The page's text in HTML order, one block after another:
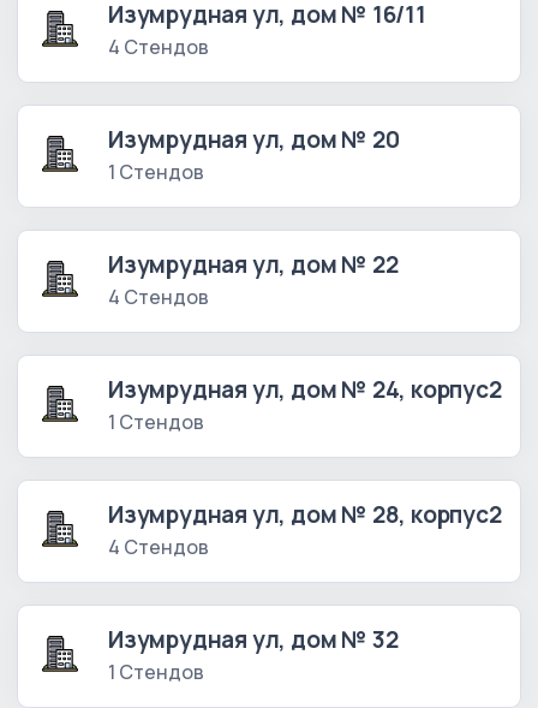
Изумрудная ул, дом № 16/11
4 Стендов
Изумрудная ул, дом № 20
1 Стендов
Изумрудная ул, дом № 22
4 Стендов
Изумрудная ул, дом № 24, корпус2
1 Стендов
Изумрудная ул, дом № 28, корпус2
4 Стендов
Изумрудная ул, дом № 32
1 Стендов